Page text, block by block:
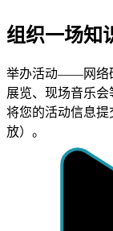
组织一场知
举办活动——网络
展览、现场音乐会
将您的活动信息
放）。